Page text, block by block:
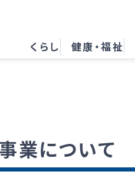
くらし 健康・福祉
業について